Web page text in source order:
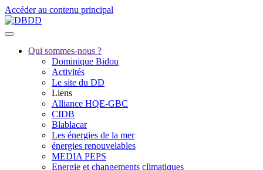
Accéder au contenu principal
Qui sommes-nous ?
Dominique Bidou
Activités
Le site du DD
Liens
Alliance HQE-GBC
CIDB
Blablacar
Les énergies de la mer
énergies renouvelables
MEDIA PEPS
Energie et changements climatiques